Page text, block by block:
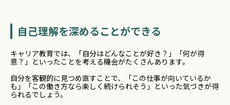
自己理解を深めることができる
キャリア教育では、「自分はどんなことが好き？」「何が得
意？」といったことを考える機会がたくさんあります。
自分を客観的に見つめ直すことで、「この仕事が向いているか
も」「この働き方なら楽しく続けられそう」といった気づきが得
られるでしょう。